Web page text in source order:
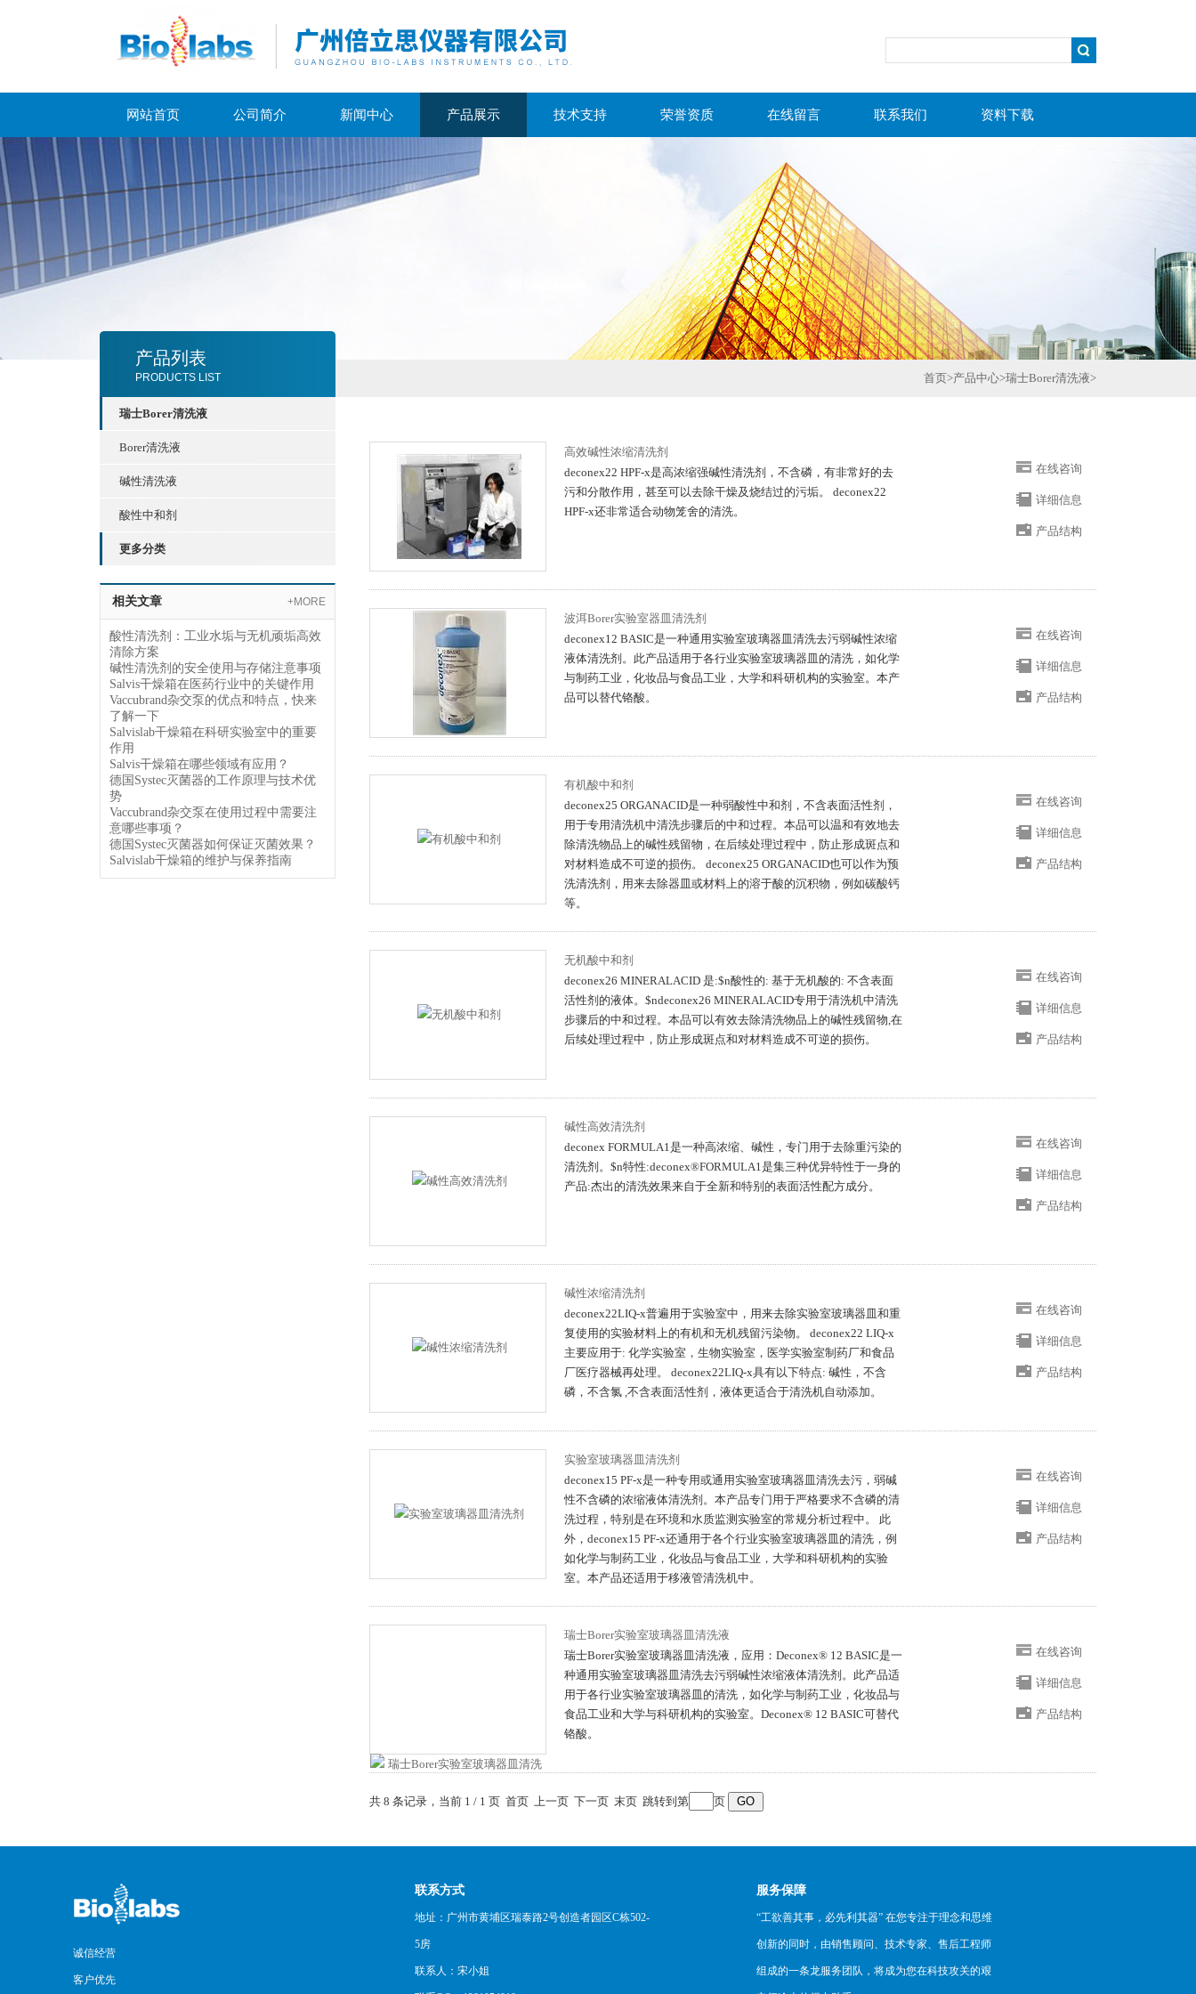
网站首页 公司简介 新闻中心 产品展示 技术支持 荣誉资质 在线留言 联系我们 资料下载
产品列表
PRODUCTS LIST
瑞士Borer清洗液
Borer清洗液
碱性清洗液
酸性中和剂
更多分类
相关文章 +MORE
酸性清洗剂：工业水垢与无机顽垢高效
清除方案
碱性清洗剂的安全使用与存储注意事项
Salvis干燥箱在医药行业中的关键作用
Vaccubrand杂交泵的优点和特点，快来
了解一下
Salvislab干燥箱在科研实验室中的重要
作用
Salvis干燥箱在哪些领域有应用？
德国Systec灭菌器的工作原理与技术优
势
Vaccubrand杂交泵在使用过程中需要注
意哪些事项？
德国Systec灭菌器如何保证灭菌效果？
Salvislab干燥箱的维护与保养指南
首页>产品中心>瑞士Borer清洗液>
高效碱性浓缩清洗剂
deconex22 HPF-x是高浓缩强碱性清洗剂，不含磷，有非常好的去
污和分散作用，甚至可以去除干燥及烧结过的污垢。 deconex22
HPF-x还非常适合动物笼舍的清洗。
在线咨询
详细信息
产品结构
波洱Borer实验室器皿清洗剂
deconex12 BASIC是一种通用实验室玻璃器皿清洗去污弱碱性浓缩
液体清洗剂。此产品适用于各行业实验室玻璃器皿的清洗，如化学
与制药工业，化妆品与食品工业，大学和科研机构的实验室。本产
品可以替代铬酸。
在线咨询
详细信息
产品结构
有机酸中和剂
deconex25 ORGANACID是一种弱酸性中和剂，不含表面活性剂，
用于专用清洗机中清洗步骤后的中和过程。本品可以温和有效地去
除清洗物品上的碱性残留物，在后续处理过程中，防止形成斑点和
对材料造成不可逆的损伤。 deconex25 ORGANACID也可以作为预
洗清洗剂，用来去除器皿或材料上的溶于酸的沉积物，例如碳酸钙
等。
在线咨询
详细信息
产品结构
无机酸中和剂
deconex26 MINERALACID 是:$n酸性的: 基于无机酸的: 不含表面
活性剂的液体。$ndeconex26 MINERALACID专用于清洗机中清洗
步骤后的中和过程。本品可以有效去除清洗物品上的碱性残留物,在
后续处理过程中，防止形成斑点和对材料造成不可逆的损伤。
在线咨询
详细信息
产品结构
碱性高效清洗剂
deconex FORMULA1是一种高浓缩、碱性，专门用于去除重污染的
清洗剂。$n特性:deconex®FORMULA1是集三种优异特性于一身的
产品:杰出的清洗效果来自于全新和特别的表面活性配方成分。
在线咨询
详细信息
产品结构
碱性浓缩清洗剂
deconex22LIQ-x普遍用于实验室中，用来去除实验室玻璃器皿和重
复使用的实验材料上的有机和无机残留污染物。 deconex22 LIQ-x
主要应用于: 化学实验室，生物实验室，医学实验室制药厂和食品
厂医疗器械再处理。 deconex22LIQ-x具有以下特点: 碱性，不含
磷，不含氯 ,不含表面活性剂，液体更适合于清洗机自动添加。
在线咨询
详细信息
产品结构
实验室玻璃器皿清洗剂
deconex15 PF-x是一种专用或通用实验室玻璃器皿清洗去污，弱碱
性不含磷的浓缩液体清洗剂。本产品专门用于严格要求不含磷的清
洗过程，特别是在环境和水质监测实验室的常规分析过程中。 此
外，deconex15 PF-x还通用于各个行业实验室玻璃器皿的清洗，例
如化学与制药工业，化妆品与食品工业，大学和科研机构的实验
室。本产品还适用于移液管清洗机中。
在线咨询
详细信息
产品结构
瑞士Borer实验室玻璃器皿清洗液
瑞士Borer实验室玻璃器皿清洗液，应用：Deconex® 12 BASIC是一
种通用实验室玻璃器皿清洗去污弱碱性浓缩液体清洗剂。此产品适
用于各行业实验室玻璃器皿的清洗，如化学与制药工业，化妆品与
食品工业和大学与科研机构的实验室。Deconex® 12 BASIC可替代
铬酸。
在线咨询
详细信息
产品结构
共 8 条记录，当前 1 / 1 页 首页 上一页 下一页 末页 跳转到第 页
诚信经营
客户优先
联系方式
地址：广州市黄埔区瑞泰路2号创造者园区C栋502-
5房
联系人：宋小姐
服务保障
“工欲善其事，必先利其器” 在您专注于理念和思维
创新的同时，由销售顾问、技术专家、售后工程师
组成的一条龙服务团队，将成为您在科技攻关的艰